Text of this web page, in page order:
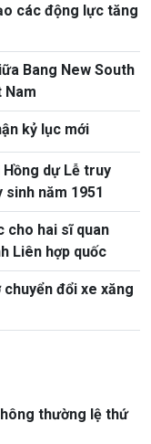
các động lực tăng
Bang New South
Nam
kỷ lục mới
dự Lễ truy
năm 1951
cho hai sĩ quan
Liên hợp quốc
đổi xe xăng
thường lệ thứ